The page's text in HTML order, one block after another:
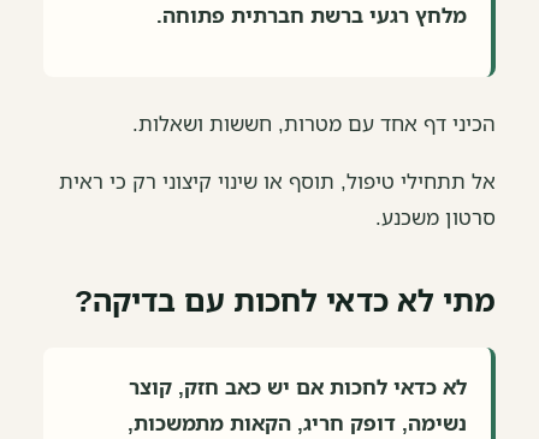
מלחץ רגעי ברשת חברתית פתוחה.
הכיני דף אחד עם מטרות, חששות ושאלות.
אל תתחילי טיפול, תוסף או שינוי קיצוני רק כי ראית
סרטון משכנע.
מתי לא כדאי לחכות עם בדיקה?
לא כדאי לחכות אם יש כאב חזק, קוצר
נשימה, דופק חריג, הקאות מתמשכות,